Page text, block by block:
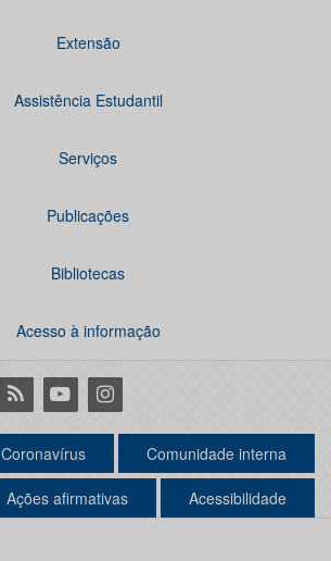
Extensão
Assistência Estudantil
Serviços
Publicações
Bibliotecas
Acesso à informação
RSS YoutubeInstagram
Coronavírus Comunidade interna
Ações afirmativas Acessibilidade